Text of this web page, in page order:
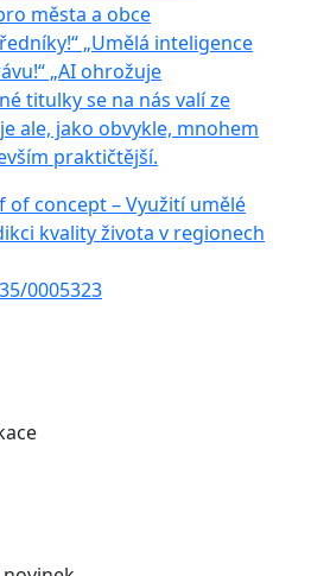
města a obce
„Umělá inteligence
„AI ohrožuje
titulky se na nás valí ze
ale, jako obvykle, mnohem
praktičtější.
of concept – Využití umělé
kvality života v regionech
0005323